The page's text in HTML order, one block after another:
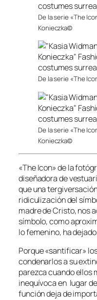
De la serie «The
Konieczka©
De la serie «The
De la serie «The
Konieczka©
«The Icon» de la
diseñadora de
que una
ridiculización del
madre de Cristo, nos
símbolo, como
lo femenino, ha
Porque «santificar»
condenarlos a su
parezca cuando ellos
inequívoca en lugar
función deja de